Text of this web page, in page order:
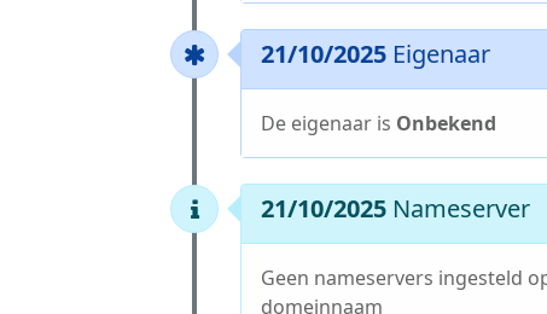
21/10/2025 Eigenaar
De eigenaar is Onbekend
21/10/2025 Nameserver
Geen nameservers ingesteld
domeinnaam